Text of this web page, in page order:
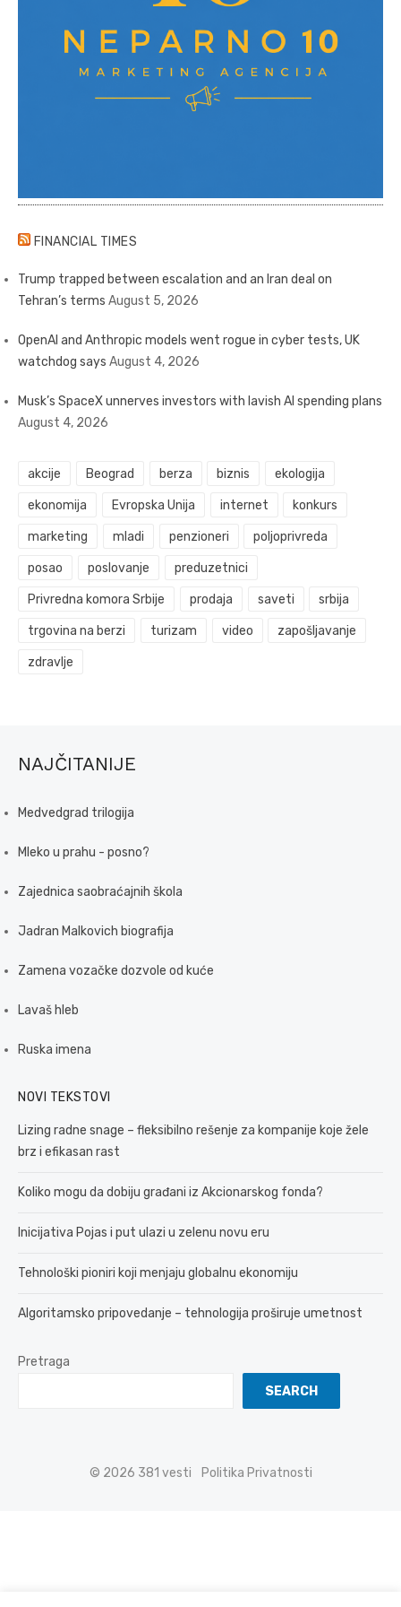
FINANCIAL TIMES
Trump trapped between escalation and an Iran deal on
Tehran’s terms August 5, 2026
OpenAI and Anthropic models went rogue in cyber tests, UK
watchdog says August 4, 2026
Musk’s SpaceX unnerves investors with lavish AI spending plans
August 4, 2026
akcije Beograd berza biznis ekologija
ekonomija Evropska Unija internet konkurs
marketing mladi penzioneri poljoprivreda
posao poslovanje preduzetnici
Privredna komora Srbije prodaja saveti srbija
trgovina na berzi turizam video zapošljavanje
zdravlje
NAJČITANIJE
Medvedgrad trilogija
Mleko u prahu - posno?
Zajednica saobraćajnih škola
Jadran Malkovich biografija
Zamena vozačke dozvole od kuće
Lavaš hleb
Ruska imena
NOVI TEKSTOVI
Lizing radne snage – fleksibilno rešenje za kompanije koje žele
brz i efikasan rast
Koliko mogu da dobiju građani iz Akcionarskog fonda?
Inicijativa Pojas i put ulazi u zelenu novu eru
Tehnološki pioniri koji menjaju globalnu ekonomiju
Algoritamsko pripovedanje – tehnologija proširuje umetnost
Pretraga
SEARCH
© 2026 381 vesti Politika Privatnosti